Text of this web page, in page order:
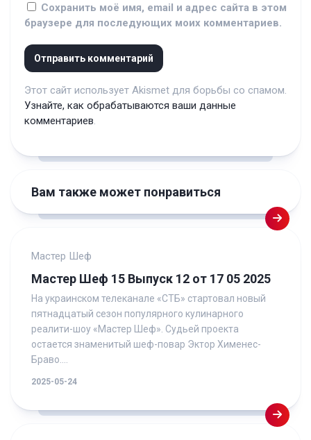
Сохранить моё имя, email и адрес сайта в этом
браузере для последующих моих комментариев.
Этот сайт использует Akismet для борьбы со спамом.
Узнайте, как обрабатываются ваши данные
комментариев.
Вам также может понравиться
Мастер Шеф
Мастер Шеф 15 Выпуск 12 от 17 05 2025
На украинском телеканале «СТБ» стартовал новый
пятнадцатый сезон популярного кулинарного
реалити-шоу «Мастер Шеф». Судьей проекта
остается знаменитый шеф-повар Эктор Хименес-
Браво....
2025-05-24